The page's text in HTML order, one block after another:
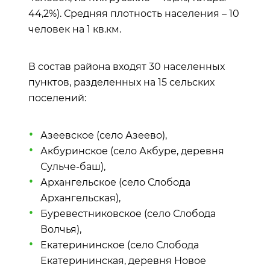
44,2%). Средняя плотность населения – 10
человек на 1 кв.км.
В состав района входят 30 населенных
пунктов, разделенных на 15 сельских
поселений:
Азеевское (село Азеево),
Акбуринское (село Акбуре, деревня
Сульче-баш),
Архангельское (село Слобода
Архангельская),
Буревестниковское (село Слобода
Волчья),
Екатерининское (село Слобода
Екатерининская, деревня Новое